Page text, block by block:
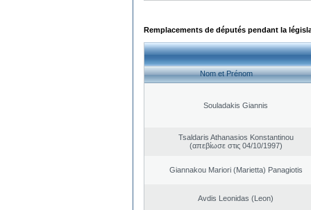
Remplacements de députés pendant la
Nom et Prénom
Souladakis Giannis
Tsaldaris Athanasios Konstantinou
(απεβίωσε στις 04/10/1997)
Giannakou Mariori (Marietta) Panagiotis
Avdis Leonidas (Leon)